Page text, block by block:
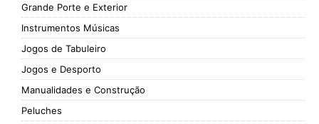
Grande Porte e Exterior
Instrumentos Músicas
Jogos de Tabuleiro
Jogos e Desporto
Manualidades e Construção
Peluches